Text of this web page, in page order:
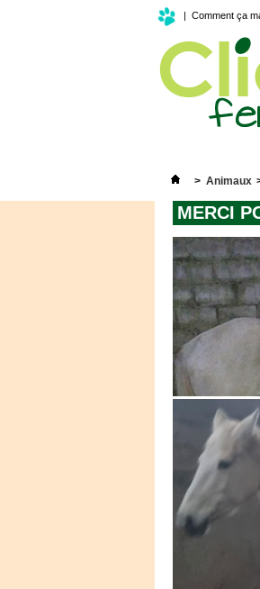
| Comment ça
> Animaux
MERCI